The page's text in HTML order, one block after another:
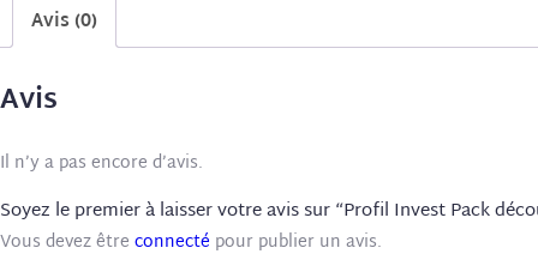
Avis (0)
Avis
Il n’y a pas encore d’avis.
Soyez le premier à laisser votre avis sur “Profil Invest Pack
Vous devez être connecté pour publier un avis.